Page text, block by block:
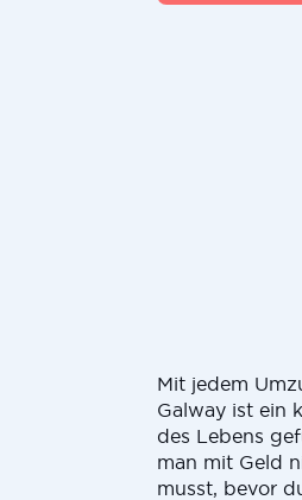
Mit jedem
Galway ist ein
des Lebens
man mit Geld
musst, bevor